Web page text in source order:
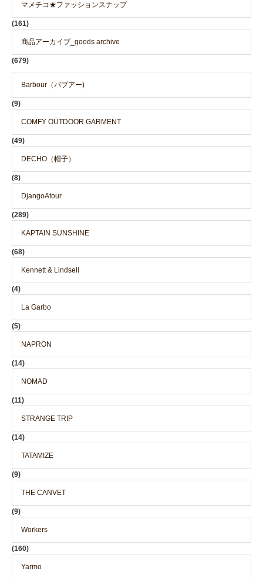
マメチコ★ファッションスナップ
(161)
商品アーカイブ_goods archive
(679)
Barbour（バブアー)
(9)
COMFY OUTDOOR GARMENT
(49)
DECHO（帽子）
(8)
DjangoAtour
(289)
KAPTAIN SUNSHINE
(68)
Kennett & Lindsell
(4)
La Garbo
(5)
NAPRON
(14)
NOMAD
(11)
STRANGE TRIP
(14)
TATAMIZE
(9)
THE CANVET
(9)
Workers
(160)
Yarmo